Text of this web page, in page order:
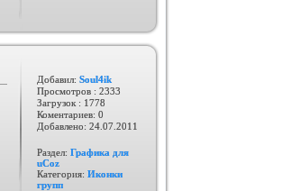
Добавил: Soul4ik
Просмотров : 2333
Загрузок : 1778
Коментариев: 0
Добавлено: 24.07.2011
Раздел: Графика для
uCoz
Категория: Иконки
групп